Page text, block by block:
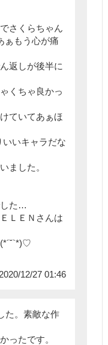
さくらちゃん
ぁもう心が痛
返しが後半に
くちゃ良かっ
ていてあぁほ
いキャラだな
ました。
した…
ＬＥＮさんは
2020/12/27 01:46
た。素敵な作
ったです。